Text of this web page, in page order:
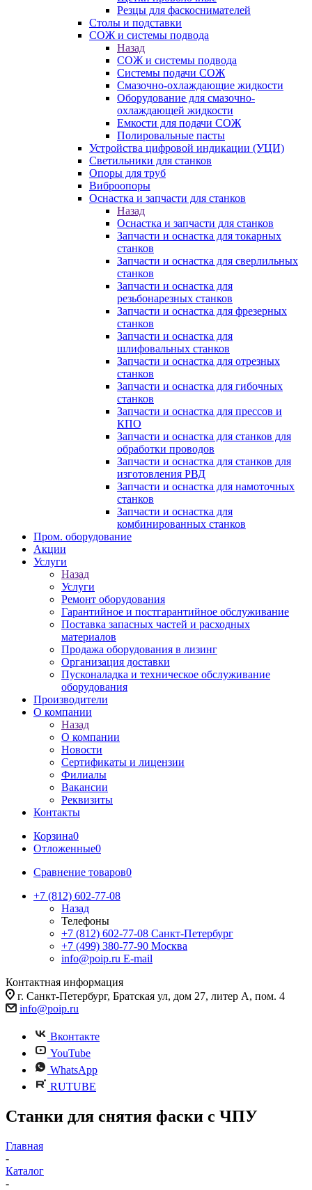
Резцы для фаскоснимателей
Столы и подставки
СОЖ и системы подвода
Назад
СОЖ и системы подвода
Системы подачи СОЖ
Смазочно-охлаждающие жидкости
Оборудование для смазочно-
охлаждающей жидкости
Емкости для подачи СОЖ
Полировальные пасты
Устройства цифровой индикации (УЦИ)
Светильники для станков
Опоры для труб
Виброопоры
Оснастка и запчасти для станков
Назад
Оснастка и запчасти для станков
Запчасти и оснастка для токарных
станков
Запчасти и оснастка для сверлильных
станков
Запчасти и оснастка для
резьбонарезных станков
Запчасти и оснастка для фрезерных
станков
Запчасти и оснастка для
шлифовальных станков
Запчасти и оснастка для отрезных
станков
Запчасти и оснастка для гибочных
станков
Запчасти и оснастка для прессов и
КПО
Запчасти и оснастка для станков для
обработки проводов
Запчасти и оснастка для станков для
изготовления РВД
Запчасти и оснастка для намоточных
станков
Запчасти и оснастка для
комбинированных станков
Пром. оборудование
Акции
Услуги
Назад
Услуги
Ремонт оборудования
Гарантийное и постгарантийное обслуживание
Поставка запасных частей и расходных
материалов
Продажа оборудования в лизинг
Организация доставки
Пусконаладка и техническое обслуживание
оборудования
Производители
О компании
Назад
О компании
Новости
Сертификаты и лицензии
Филиалы
Вакансии
Реквизиты
Контакты
Корзина0
Отложенные0
Сравнение товаров0
+7 (812) 602-77-08
Назад
Телефоны
+7 (812) 602-77-08 Санкт-Петербург
+7 (499) 380-77-90 Москва
info@poip.ru E-mail
Контактная информация
г. Санкт-Петербург, Братская ул, дом 27, литер А, пом. 4
info@poip.ru
Вконтакте
YouTube
WhatsApp
RUTUBE
Станки для снятия фаски с ЧПУ
Главная
-
Каталог
-